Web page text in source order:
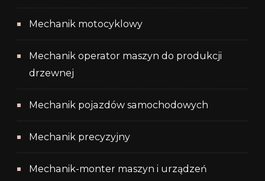
Mechanik motocyklowy
Mechanik operator maszyn do produkcji
drzewnej
Mechanik pojazdów samochodowych
Mechanik precyzyjny
Mechanik-monter maszyn i urządzeń